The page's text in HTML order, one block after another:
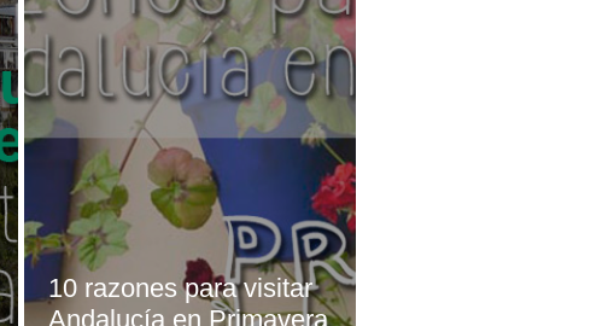
10 razones para visitar
Andalucía en Primavera